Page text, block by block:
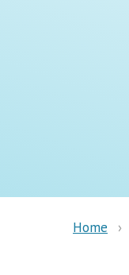
Home